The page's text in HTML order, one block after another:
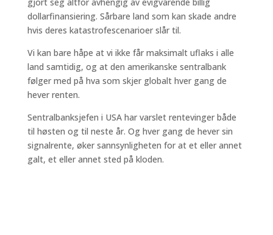
gjort seg altfor avhengig av evigvarende billig
dollarfinansiering. Sårbare land som kan skade andre
hvis deres katastrofescenarioer slår til.
Vi kan bare håpe at vi ikke får maksimalt uflaks i alle
land samtidig, og at den amerikanske sentralbank
følger med på hva som skjer globalt hver gang de
hever renten.
Sentralbanksjefen i USA har varslet rentevinger både
til høsten og til neste år. Og hver gang de hever sin
signalrente, øker sannsynligheten for at et eller annet
galt, et eller annet sted på kloden.